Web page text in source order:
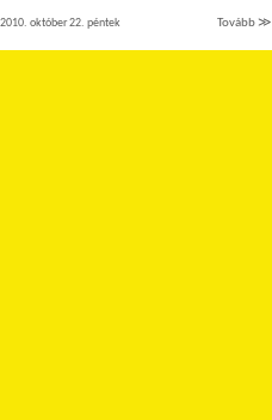
2010. október 22. péntek Tovább ≫